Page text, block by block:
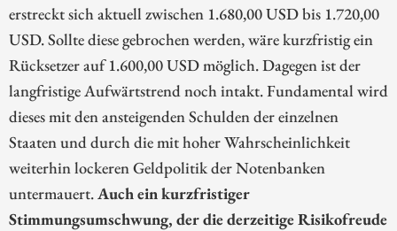
erstreckt sich aktuell zwischen 1.680,00 USD bis 1.720,00
USD. Sollte diese gebrochen werden, wäre kurzfristig ein
Rücksetzer auf 1.600,00 USD möglich. Dagegen ist der
langfristige Aufwärtstrend noch intakt. Fundamental wird
dieses mit den ansteigenden Schulden der einzelnen
Staaten und durch die mit hoher Wahrscheinlichkeit
weiterhin lockeren Geldpolitik der Notenbanken
untermauert.Auch ein kurzfristiger
Stimmungsumschwung, der die derzeitige Risikofreude